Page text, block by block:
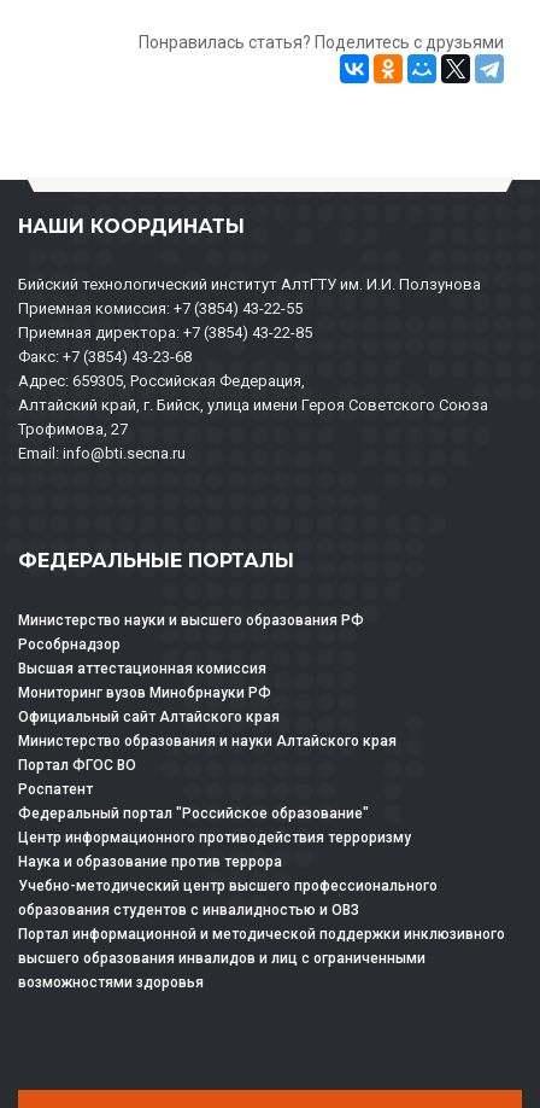
Понравилась статья? Поделитесь с друзьями
НАШИ КООРДИНАТЫ
Бийский технологический институт АлтГТУ им. И.И. Ползунова
Приемная комиссия: +7 (3854) 43-22-55
Приемная директора: +7 (3854) 43-22-85
Факс: +7 (3854) 43-23-68
Адрес: 659305, Российская Федерация,
Алтайский край, г. Бийск, улица имени Героя Советского Союза
Трофимова, 27
Email: info@bti.secna.ru
ФЕДЕРАЛЬНЫЕ ПОРТАЛЫ
Министерство науки и высшего образования РФ
Рособрнадзор
Высшая аттестационная комиссия
Мониторинг вузов Минобрнауки РФ
Официальный сайт Алтайского края
Министерство образования и науки Алтайского края
Портал ФГОС ВО
Роспатент
Федеральный портал "Российское образование"
Центр информационного противодействия терроризму
Наука и образование против террора
Учебно-методический центр высшего профессионального
образования студентов с инвалидностью и ОВЗ
Портал информационной и методической поддержки инклюзивного
высшего образования инвалидов и лиц с ограниченными
возможностями здоровья